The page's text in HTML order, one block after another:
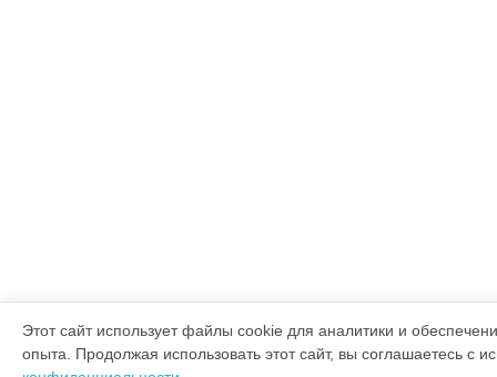
Этот сайт использует файлы cookie для аналитики и
опыта. Продолжая использовать этот сайт, вы соглашаетесь с